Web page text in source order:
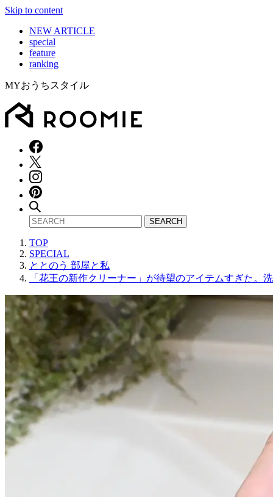
Skip to content
NEW ARTICLE
special
feature
ranking
MYおうちスタイル
TOP
SPECIAL
ととのう 部屋と私
「花王の新作クリーナー」が待望のアイテムすぎた